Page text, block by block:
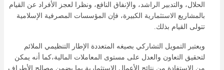
الحلال، والتدبير الراشد، والإنفاق النافع، ونظرا لعجز الأفراد عن القيام
بالمشاريع الاستثمارية الكبيرة، فإن المؤسسات المصرفية الإسلامية
تتولى القيام بذلك.
ويعتبر التمويل التشاركي بصيغه المتعددة الإطار التنظيمي الملائم
لتحقيق التعاون والعدل على مستوى المعاملات المالية،كما أنه يمكن
من الاستفادة من نتائج الأعمال الاستثمارية بما يضمن مصالح الأطراف